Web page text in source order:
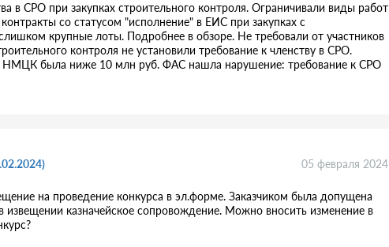
в СРО при закупках строительного контроля. Ограничивали виды работ
со статусом "исполнение" в ЕИС при закупках с
крупные лоты. Подробнее в обзоре. Не требовали от участников
контроля не установили требование к членству в СРО.
НМЦК была ниже 10 млн руб. ФАС нашла нарушение: требование к СРО
05 февраля 2024
на проведение конкурса в эл.форме. Заказчиком была допущена
извещении казначейское сопровождение. Можно вносить изменение в